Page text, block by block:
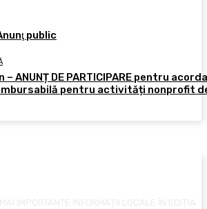
public
– ANUNȚ DE PARTICIPARE pentru
pentru activități nonprofit